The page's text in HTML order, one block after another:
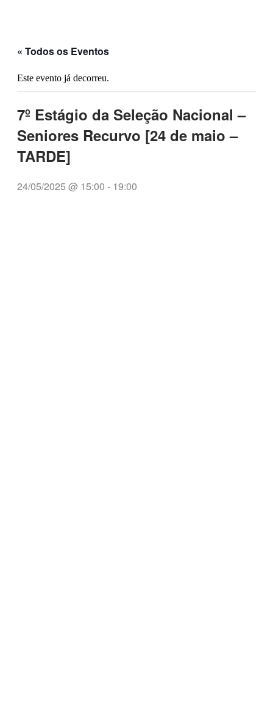
« Todos os Eventos
Este evento já decorreu.
7º Estágio da Seleção Nacional –
Seniores Recurvo [24 de maio –
TARDE]
24/05/2025 @ 15:00 - 19:00